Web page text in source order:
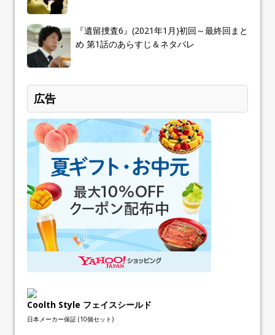
『遺留捜査6』(2021年1月)初回～最終回まと
め 第1話のあらすじ＆ネタバレ
広告
Coolth Style フェイスシールド
日本メーカー保証 (10個セット)